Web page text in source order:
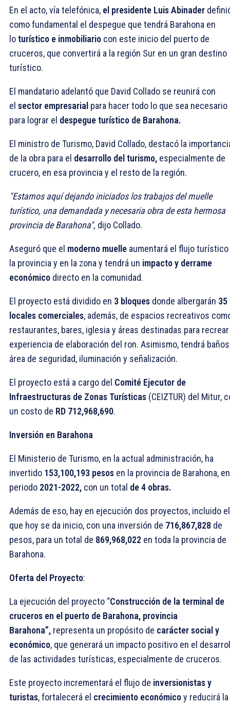
En el acto, vía telefónica, el presidente Luis Abinader
como fundamental el despegue que tendrá Barahona en
loturístico e inmobiliario con este inicio del puerto de
cruceros, que convertirá a la región Sur en un gran destino
turístico.
El mandatario adelantó que David Collado se reunirá con
el sector empresarial para hacer todo lo que sea necesario
para lograr el despegue turístico de Barahona.
El ministro de Turismo, David Collado, destacó la
de la obra para el desarrollo del turismo, especialmente de
crucero, en esa provincia y el resto de la región.
"Estamos aquí dejando iniciados los trabajos del muelle
turístico, una demandada y necesaria obra de esta hermosa
provincia de Barahona", dijo Collado.
Aseguró que el moderno muelle aumentará el flujo turístico
la provincia y en la zona y tendrá un impacto y derrame
económico directo en la comunidad.
El proyecto está dividido en 3 bloques donde albergarán 35
locales comerciales, además, de espacios recreativos
restaurantes, bares, iglesia y áreas destinadas para
experiencia de elaboración del ron. Asimismo, tendrá
área de seguridad, iluminación y señalización.
El proyecto está a cargo del Comité Ejecutor de
Infraestructuras de Zonas Turísticas (CEIZTUR) del Mitur,
un costo de RD 712,968,690.
Inversión en Barahona
El Ministerio de Turismo, en la actual administración, ha
invertido 153,100,193 pesos en la provincia de Barahona,
periodo 2021-2022, con un total de 4 obras.
Además de eso, hay en ejecución dos proyectos, incluido el
que hoy se da inicio, con una inversión de 716,867,828 de
pesos, para un total de 869,968,022 en toda la provincia de
Barahona.
Oferta del Proyecto:
La ejecución del proyecto “Construcción de la terminal de
cruceros en el puerto de Barahona, provincia
Barahona”, representa un propósito de carácter social y
económico, que generará un impacto positivo en el
de las actividades turísticas, especialmente de cruceros.
Este proyecto incrementará el flujo de inversionistas y
turistas, fortalecerá el crecimiento económicoy reducirá la